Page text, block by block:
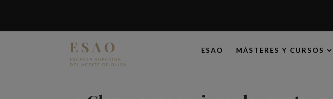
ESAO MÁSTERES Y CURSOS